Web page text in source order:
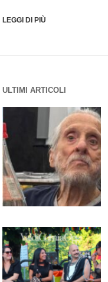
LEGGI DI PIÙ
ULTIMI ARTICOLI